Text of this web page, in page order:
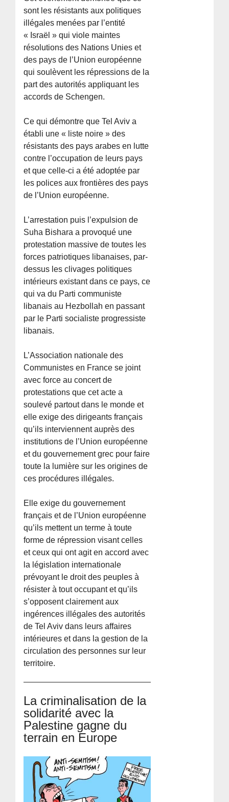
sont les résistants aux politiques
illégales menées par l’entité
« Israël » qui viole maintes
résolutions des Nations Unies et
des pays de l’Union européenne
qui soulèvent les répressions de la
part des autorités appliquant les
accords de Schengen.
Ce qui démontre que Tel Aviv a
établi une « liste noire » des
résistants des pays arabes en lutte
contre l’occupation de leurs pays
et que celle-ci a été adoptée par
les polices aux frontières des pays
de l’Union européenne.
L’arrestation puis l’expulsion de
Suha Bishara a provoqué une
protestation massive de toutes les
forces patriotiques libanaises, par-
dessus les clivages politiques
intérieurs existant dans ce pays, ce
qui va du Parti communiste
libanais au Hezbollah en passant
par le Parti socialiste progressiste
libanais.
L’Association nationale des
Communistes en France se joint
avec force au concert de
protestations que cet acte a
soulevé partout dans le monde et
elle exige des dirigeants français
qu’ils interviennent auprès des
institutions de l’Union européenne
et du gouvernement grec pour faire
toute la lumière sur les origines de
ces procédures illégales.
Elle exige du gouvernement
français et de l’Union européenne
qu’ils mettent un terme à toute
forme de répression visant celles
et ceux qui ont agit en accord avec
la législation internationale
prévoyant le droit des peuples à
résister à tout occupant et qu’ils
s’opposent clairement aux
ingérences illégales des autorités
de Tel Aviv dans leurs affaires
intérieures et dans la gestion de la
circulation des personnes sur leur
territoire.
La criminalisation de la
solidarité avec la
Palestine gagne du
terrain en Europe